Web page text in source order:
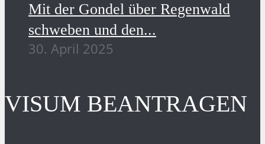
Mit der Gondel über Regenwald
schweben und den...
30. April 2025
VISUM BEANTRAGEN